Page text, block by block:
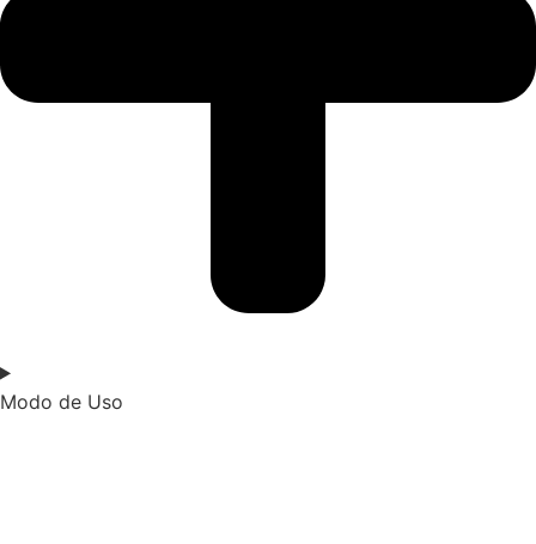
Modo de Uso